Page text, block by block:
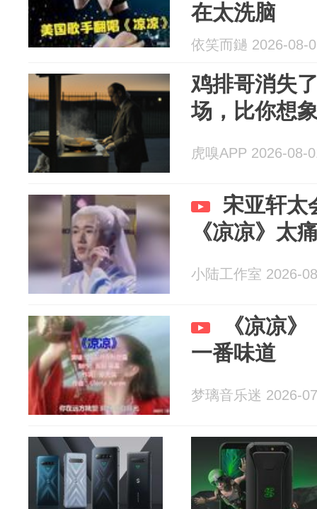
在太洗脑
依笑而鐹 2026-08-
鸡排哥消失
场，比你想
虎嗅APP 2026-08-
宋亚轩太
《凉凉》太
小陆工作室 2026-
《凉凉
一番味道
梦璃音乐迷 2026-